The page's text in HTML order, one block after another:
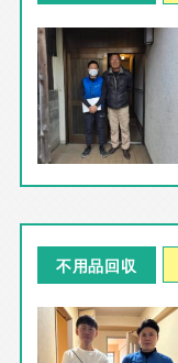
不用品回収